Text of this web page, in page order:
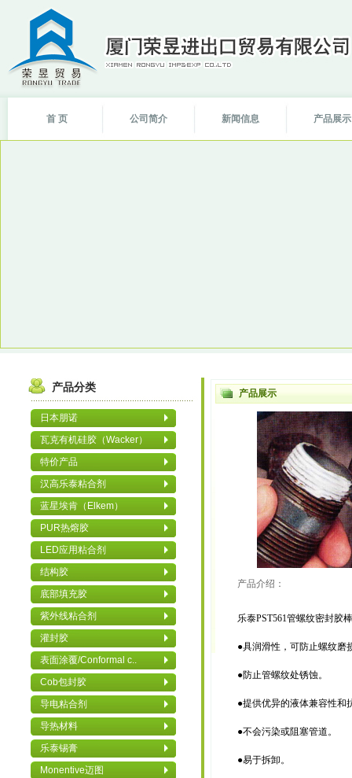
首 页 公司简介 新闻信息 产品展示
产品分类
日本朋诺
瓦克有机硅胶（Wacker）
特价产品
汉高乐泰粘合剂
蓝星埃肯（Elkem）
PUR热熔胶
LED应用粘合剂
结构胶
底部填充胶
紫外线粘合剂
灌封胶
表面涂覆/Conformal c..
Cob包封胶
导电粘合剂
导热材料
乐泰锡膏
Monentive迈图
产品展示
产品介绍：
乐泰PST561管螺纹密封胶
●具润滑性，可防止螺纹磨
●防止管螺纹处锈蚀。
●提供优异的液体兼容性和
●不会污染或阻塞管道。
●易于拆卸。